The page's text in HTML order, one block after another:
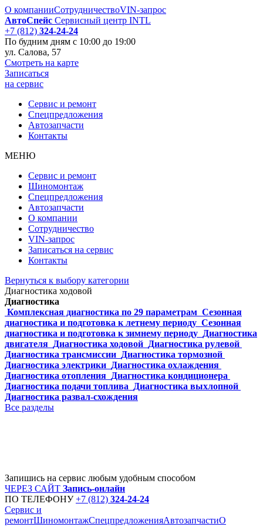
О компанииСотрудничествоVIN-запрос
АвтоСпейс Сервисный центр INTL
+7 (812) 324-24-24
По будним дням с 10:00 до 19:00
ул. Салова, 57
Смотреть на карте
Записаться
на сервис
Сервис и ремонт
Спецпредложения
Автозапчаcти
Контакты
МЕНЮ
Сервис и ремонт
Шиномонтаж
Спецпредложения
Автозапчаcти
О компании
Сотрудничество
VIN-запрос
Записаться на сервис
Контакты
Вернуться к выбору категории
Диагностика ходовой
Диагностика
Комплексная диагностика по 29 параметрам Сезонная
диагностика и подготовка к летнему периоду Сезонная
диагностика и подготовка к зимнему периоду Диагностика
двигателя Диагностика ходовой Диагностика рулевой
Диагностика трансмиссии Диагностика тормозной
Диагностика электрики Диагностика охлаждения
Диагностика отопления Диагностика кондиционера
Диагностика подачи топлива
Диагностика выхлопной
Диагностика развал-схождения
Все разделы
Запишись на сервис любым удобным способом
ЧЕРЕЗ САЙТ Запись-онлайн
ПО ТЕЛЕФОНУ+7 (812) 324-24-24
Сервис и
ремонтШиномонтажСпецпредложенияАвтозапчаcтиО